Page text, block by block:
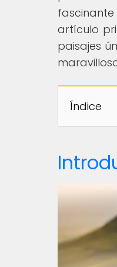
fascinante
artículo
paisajes
Índice